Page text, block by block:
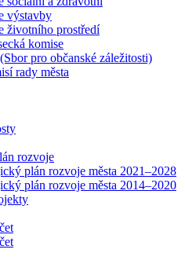
výstavby
životního prostředí
komise
pro občanské záležitosti)
rady města
rozvoje
plán rozvoje města 2021–2028
plán rozvoje města 2014–2020